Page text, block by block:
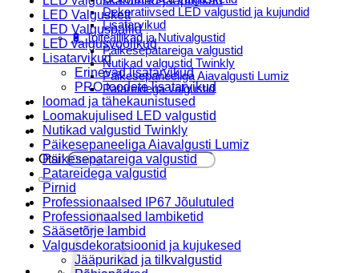
Dekoratiivsed LED valgustid ja kujundid
Lisatarvikud
🔋 Toiteallikad ja Nutivalgustid
Päikesepatareiga valgustid
Nutikad valgustid Twinkly
Päikesepaneeliga Aiavalgusti Lumiz
Patareidega valgustid
Päikeselaternad Lumiz
Valguskettide paigaldus
Blogi
Otsi:
LED Valguskett
LED Valguspallid
LED valgusvoolikud
Lisatarvikud
Erinevad lisatarvikud
PRO toodete lisatarvikud
loomad ja tähekaunistused
Loomakujulised LED valgustid
Nutikad valgustid Twinkly
Päikesepaneeliga Aiavalgusti Lumiz
Päikesepatareiga valgustid
Patareidega valgustid
Pirnid
Professionaalsed IP67 Jõulutuled
Professionaalsed lambiketid
Sääsetõrje lambid
Valgusdekoratsioonid ja kujukesed
Jääpurikad ja tilkvalgustid